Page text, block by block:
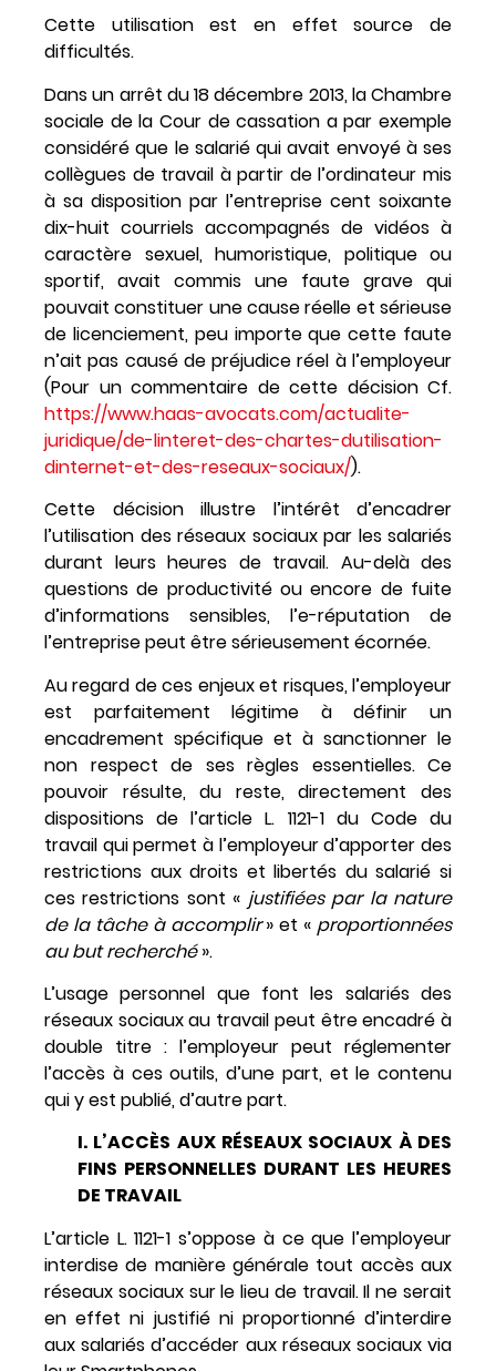
Cette utilisation est en effet source de
difficultés.
Dans un arrêt du 18 décembre 2013, la Chambre
sociale de la Cour de cassation a par exemple
considéré que le salarié qui avait envoyé à ses
collègues de travail à partir de l’ordinateur mis
à sa disposition par l’entreprise cent soixante
dix-huit courriels accompagnés de vidéos à
caractère sexuel, humoristique, politique ou
sportif, avait commis une faute grave qui
pouvait constituer une cause réelle et sérieuse
de licenciement, peu importe que cette faute
n’ait pas causé de préjudice réel à l’employeur
(Pour un commentaire de cette décision Cf.
https://www.haas-avocats.com/actualite-
juridique/de-linteret-des-chartes-dutilisation-
dinternet-et-des-reseaux-sociaux/).
Cette décision illustre l’intérêt d’encadrer
l’utilisation des réseaux sociaux par les salariés
durant leurs heures de travail. Au-delà des
questions de productivité ou encore de fuite
d’informations sensibles, l’e-réputation de
l’entreprise peut être sérieusement écornée.
Au regard de ces enjeux et risques, l’employeur
est parfaitement légitime à définir un
encadrement spécifique et à sanctionner le
non respect de ses règles essentielles. Ce
pouvoir résulte, du reste, directement des
dispositions de l’article L. 1121-1 du Code du
travail qui permet à l’employeur d’apporter des
restrictions aux droits et libertés du salarié si
ces restrictions sont « justifiées par la nature
de la tâche à accomplir» et « proportionnées
au but recherché».
L’usage personnel que font les salariés des
réseaux sociaux au travail peut être encadré à
double titre : l’employeur peut réglementer
l’accès à ces outils, d’une part, et le contenu
qui y est publié, d’autre part.
I. L’ACCÈS AUX RÉSEAUX SOCIAUX À DES
FINS PERSONNELLES DURANT LES HEURES
DE TRAVAIL
L’article L. 1121-1 s’oppose à ce que l’employeur
interdise de manière générale tout accès aux
réseaux sociaux sur le lieu de travail. Il ne serait
en effet ni justifié ni proportionné d’interdire
aux salariés d’accéder aux réseaux sociaux via